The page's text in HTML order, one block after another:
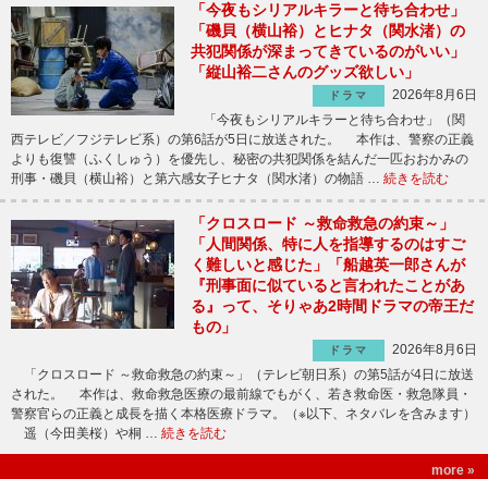
「今夜もシリアルキラーと待ち合わせ」
「磯貝（横山裕）とヒナタ（関水渚）の
共犯関係が深まってきているのがいい」
「縦山裕二さんのグッズ欲しい」
ドラマ
2026年8月6日
「今夜もシリアルキラーと待ち合わせ」（関
西テレビ／フジテレビ系）の第6話が5日に放送された。 本作は、警察の正義
よりも復讐（ふくしゅう）を優先し、秘密の共犯関係を結んだ一匹おおかみの
刑事・磯貝（横山裕）と第六感女子ヒナタ（関水渚）の物語 … 続きを読む
「クロスロード ～救命救急の約束～」
「人間関係、特に人を指導するのはすご
く難しいと感じた」「船越英一郎さんが
『刑事面に似ていると言われたことがあ
る』って、そりゃあ2時間ドラマの帝王だ
もの」
ドラマ
2026年8月6日
「クロスロード ～救命救急の約束～」（テレビ朝日系）の第5話が4日に放送
された。 本作は、救命救急医療の最前線でもがく、若き救命医・救急隊員・
警察官らの正義と成長を描く本格医療ドラマ。（※以下、ネタバレを含みます）
遥（今田美桜）や桐 … 続きを読む
more »